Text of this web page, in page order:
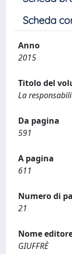
Scheda
Anno
2015
Titolo del
La
Da pagina
591
A pagina
611
Numero di
21
Nome
GIUFFRÈ